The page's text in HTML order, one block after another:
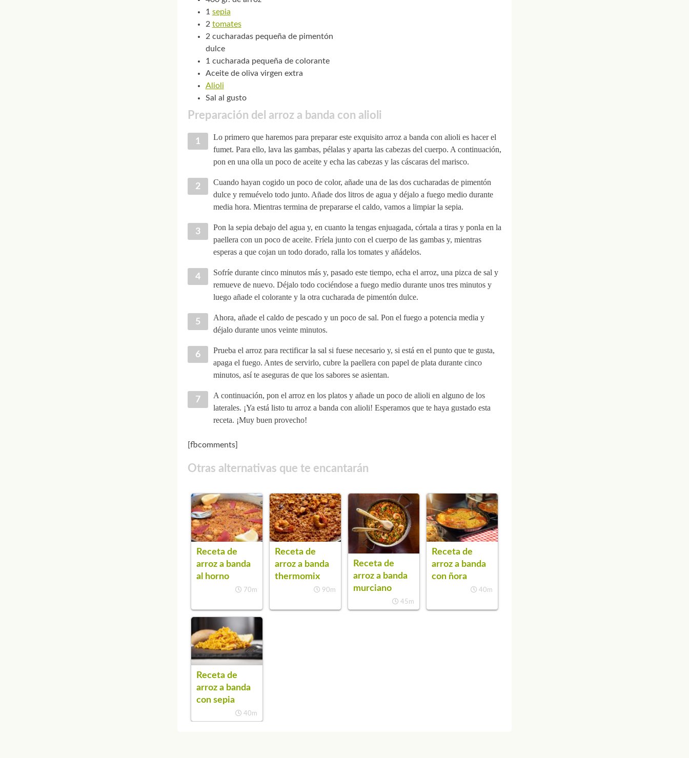
1 sepia
2 tomates
2 cucharadas pequeña de pimentón
dulce
1 cucharada pequeña de colorante
Aceite de oliva virgen extra
Alioli
Sal al gusto
Preparación del arroz a banda con alioli
Lo primero que haremos para preparar este exquisito arroz a banda con alioli es hacer el
fumet. Para ello, lava las gambas, pélalas y aparta las cabezas del cuerpo. A continuación,
pon en una olla un poco de aceite y echa las cabezas y las cáscaras del marisco.
Cuando hayan cogido un poco de color, añade una de las dos cucharadas de pimentón
dulce y remuévelo todo junto. Añade dos litros de agua y déjalo a fuego medio durante
media hora. Mientras termina de prepararse el caldo, vamos a limpiar la sepia.
Pon la sepia debajo del agua y, en cuanto la tengas enjuagada, córtala a tiras y ponla en la
paellera con un poco de aceite. Fríela junto con el cuerpo de las gambas y, mientras
esperas a que cojan un todo dorado, ralla los tomates y añádelos.
Sofríe durante cinco minutos más y, pasado este tiempo, echa el arroz, una pizca de sal y
remueve de nuevo. Déjalo todo cociéndose a fuego medio durante unos tres minutos y
luego añade el colorante y la otra cucharada de pimentón dulce.
Ahora, añade el caldo de pescado y un poco de sal. Pon el fuego a potencia media y
déjalo durante unos veinte minutos.
Prueba el arroz para rectificar la sal si fuese necesario y, si está en el punto que te gusta,
apaga el fuego. Antes de servirlo, cubre la paellera con papel de plata durante cinco
minutos, así te aseguras de que los sabores se asientan.
A continuación, pon el arroz en los platos y añade un poco de alioli en alguno de los
laterales. ¡Ya está listo tu arroz a banda con alioli! Esperamos que te haya gustado esta
receta. ¡Muy buen provecho!
[fbcomments]
Otras alternativas que te encantarán
Receta de
arroz a banda
al horno
70m
Receta de
arroz a banda
thermomix
90m
Receta de
arroz a banda
murciano
45m
Receta de
arroz a banda
con ñora
40m
Receta de
arroz a banda
con sepia
40m